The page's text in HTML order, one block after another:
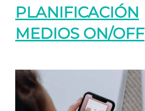
PLANIFICACIÓN
MEDIOS ON/OFF